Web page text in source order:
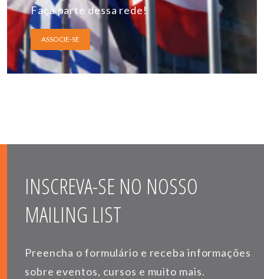
Faça parte dessa rede!
ASSOCIE-SE
INSCREVA-SE NO NOSSO
MAILING LIST
Preencha o formulário e receba informações
sobre eventos, cursos e muito mais.